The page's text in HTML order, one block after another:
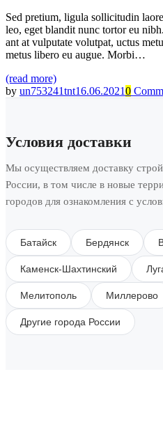
Sed pretium, ligula sollicitudin
leo, eget blandit nunc tortor eu
ant at vulputate volutpat, uctus
metus libero eu augue. Morbi…
(read more)
by un753241tnt16.06.20210
Условия доставки
Мы осуществляем доставку
России, в том числе в новые
городов для ознакомления с
Батайск Бердянск
Каменск-Шахтинский
Мелитополь Миллерово
Другие города России